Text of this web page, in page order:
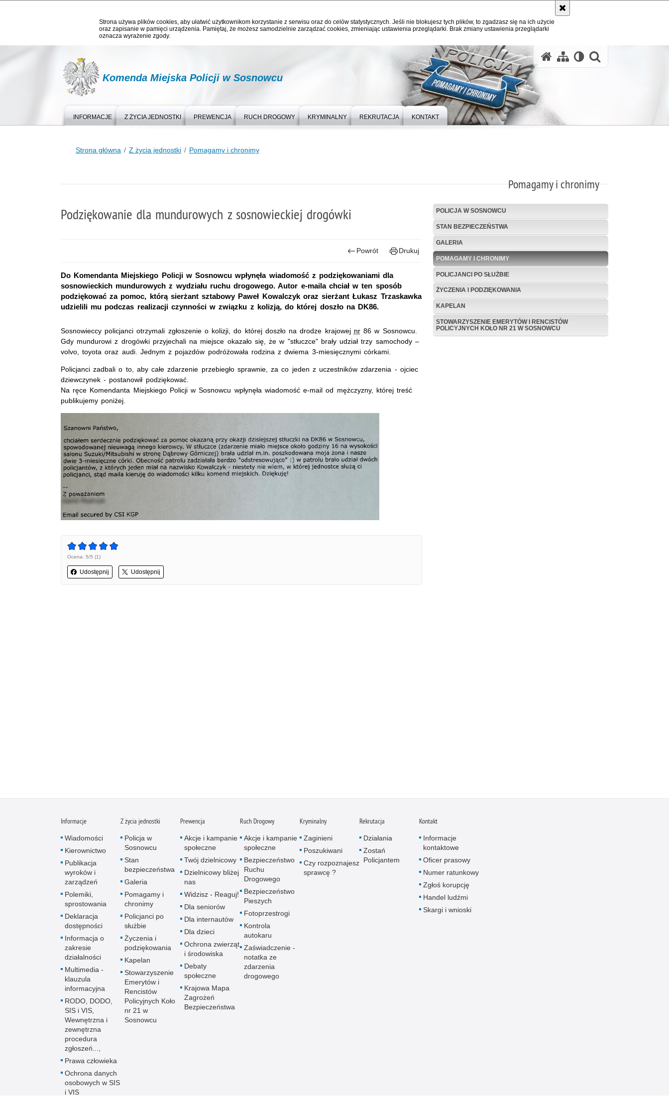
Strona używa plików cookies, aby ułatwić użytkownikom korzystanie z serwisu oraz do celów statystycznych. Jeśli nie blokujesz tych plików, to zgadzasz się na ich użycie
oraz zapisanie w pamięci urządzenia. Pamiętaj, że możesz samodzielnie zarządzać cookies, zmieniając ustawienia przeglądarki. Brak zmiany ustawienia przeglądarki
oznacza wyrażenie zgody.
Komenda Miejska Policji w Sosnowcu
INFORMACJE Z ŻYCIA JEDNOSTKI PREWENCJA RUCH DROGOWY KRYMINALNY REKRUTACJA KONTAKT
Strona główna Z życia jednostki Pomagamy i chronimy
Pomagamy i chronimy
Podziękowanie dla mundurowych z sosnowieckiej drogówki
Powrót Drukuj
Do Komendanta Miejskiego Policji w Sosnowcu wpłynęła wiadomość z podziękowaniami dla
sosnowieckich mundurowych z wydziału ruchu drogowego. Autor e-maila chciał w ten sposób
podziękować za pomoc, którą sierżant sztabowy Paweł Kowalczyk oraz sierżant Łukasz Trzaskawka
udzielili mu podczas realizacji czynności w związku z kolizją, do której doszło na DK86.
Sosnowieccy policjanci otrzymali zgłoszenie o kolizji, do której doszło na drodze krajowej nr86 w Sosnowcu.
Gdy mundurowi z drogówki przyjechali na miejsce okazało się, że w "stłuczce" brały udział trzy samochody –
volvo, toyota oraz audi. Jednym z pojazdów podróżowała rodzina z dwiema 3-miesięcznymi córkami.
Policjanci zadbali o to, aby całe zdarzenie przebiegło sprawnie, za co jeden z uczestników zdarzenia - ojciec
dziewczynek - postanowił podziękować.
Na ręce Komendanta Miejskiego Policji w Sosnowcu wpłynęła wiadomość e-mail od mężczyzny, której treść
publikujemy poniżej.
Ocena: 5/5 (1)
Udostępnij Udostępnij
POLICJA W SOSNOWCU
STAN BEZPIECZEŃSTWA
GALERIA
POMAGAMY I CHRONIMY
POLICJANCI PO SŁUŻBIE
ŻYCZENIA I PODZIĘKOWANIA
KAPELAN
STOWARZYSZENIE EMERYTÓW I RENCISTÓW
POLICYJNYCH KOŁO NR 21 W SOSNOWCU
Informacje
Wiadomości
Kierownictwo
Publikacja
wyroków i
zarządzeń
Polemiki,
sprostowania
Deklaracja
dostępności
Informacja o
zakresie
działalności
Multimedia -
klauzula
informacyjna
RODO, DODO,
SIS i VIS,
Wewnętrzna i
zewnętrzna
procedura
zgłoszeń...,
Prawa człowieka
Ochrona danych
osobowych w SIS
i VIS
Z życia jednostki
Policja w
Sosnowcu
Stan
bezpieczeństwa
Galeria
Pomagamy i
chronimy
Policjanci po
służbie
Życzenia i
podziękowania
Kapelan
Stowarzyszenie
Emerytów i
Rencistów
Policyjnych Koło
nr 21 w
Sosnowcu
Prewencja
Akcje i kampanie
społeczne
Twój dzielnicowy
Dzielnicowy bliżej
nas
Widzisz - Reaguj!
Dla seniorów
Dla internautów
Dla dzieci
Ochrona zwierząt
i środowiska
Debaty
społeczne
Krajowa Mapa
Zagrożeń
Bezpieczeństwa
Ruch Drogowy
Akcje i kampanie
społeczne
Bezpieczeństwo
Ruchu
Drogowego
Bezpieczeństwo
Pieszych
Fotoprzestrogi
Kontrola
autokaru
Zaświadczenie -
notatka ze
zdarzenia
drogowego
Kryminalny
Zaginieni
Poszukiwani
Czy rozpoznajesz
sprawcę ?
Rekrutacja
Działania
Zostań
Policjantem
Kontakt
Informacje
kontaktowe
Oficer prasowy
Numer ratunkowy
Zgłoś korupcję
Handel ludźmi
Skargi i wnioski